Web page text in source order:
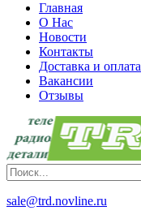
Главная
О Нас
Новости
Контакты
Доставка и оплата
Вакансии
Отзывы
sale@trd.novline.ru